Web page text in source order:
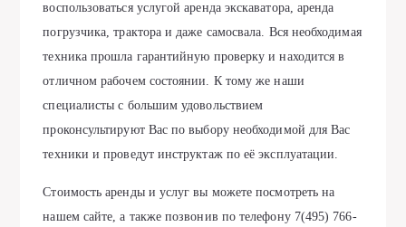
воспользоваться услугой аренда экскаватора, аренда
погрузчика, трактора и даже самосвала. Вся необходимая
техника прошла гарантийную проверку и находится в
отличном рабочем состоянии. К тому же наши
специалисты с большим удовольствием
проконсультируют Вас по выбору необходимой для Вас
техники и проведут инструктаж по её эксплуатации.
Стоимость аренды и услуг вы можете посмотреть на
нашем сайте, а также позвонив по телефону 7(495) 766-